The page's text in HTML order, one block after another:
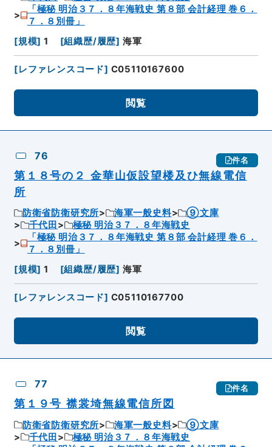
「極秘 明治３７．８年海戦史 第８部 会計経理 巻６．
７．８別冊」
[規模] 1 [組織歴/履歴] 海軍
[レファレンスコード] C05110167600
閲覧
76 件名
第１８号の２ 金華山仮設望楼及ひ無線電信
所
防衛省防衛研究所 海軍一般史料
⑨文庫
千代田
極秘 明治３７．８年海戦史
「極秘 明治３７．８年海戦史 第８部 会計経理 巻６．
７．８別冊」
[規模] 1 [組織歴/履歴] 海軍
[レファレンスコード] C05110167700
閲覧
77 件名
第１９号 襟裳埼無線電信所図
防衛省防衛研究所 海軍一般史料
⑨文庫
千代田
極秘 明治３７．８年海戦史